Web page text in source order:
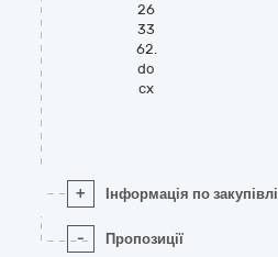
26
33
62.
do
cx
+ Інформація по закупівлі
- Пропозиції